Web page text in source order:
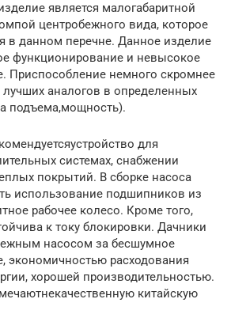
является малогабаритной
центробежного вида, которое
в данном перечне. Данное изделие
функционирование и невысокое
Приспособление немного скромнее
аналогов в определенных
подъема,мощность).
для
системах, снабжении
покрытий. В сборке насоса
использование подшипников из
рабочее колесо. Кроме того,
к току блокировки. Дачники
насосом за бесшумное
экономичностью расходования
хорошей производительностью.
китайскую